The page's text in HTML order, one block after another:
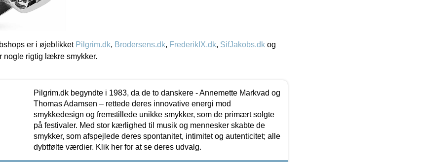
er i øjeblikket Pilgrim.dk, Brodersens.dk, FrederikIX.dk, SifJakobs.dk og
nogle rigtig lækre smykker.
Pilgrim.dk begyndte i 1983, da de to danskere - Annemette Markvad og
Thomas Adamsen – rettede deres innovative energi mod
smykkedesign og fremstillede unikke smykker, som de primært solgte
på festivaler. Med stor kærlighed til musik og mennesker skabte de
smykker, som afspejlede deres spontanitet, intimitet og autenticitet; alle
dybtfølte værdier. Klik her for at se deres udvalg.